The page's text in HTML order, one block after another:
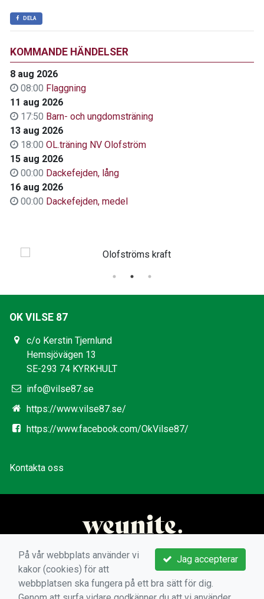
KOMMANDE HÄNDELSER
8 aug 2026
08:00 Flaggning
11 aug 2026
17:50 Barn- och ungdomsträning
13 aug 2026
18:00 OL.träning NV Olofström
15 aug 2026
00:00 Dackefejden, lång
16 aug 2026
00:00 Dackefejden, medel
DELA
OK VILSE 87
c/o Kerstin Tjernlund
Hemsjövägen 13
SE-293 74 KYRKHULT
info@vilse87.se
https://www.vilse87.se/
https://www.facebook.com/OkVilse87/
Kontakta oss
Jag accepterar
På vår webbplats använder vi
kakor (cookies) för att
webbplatsen ska fungera på ett bra sätt för dig.